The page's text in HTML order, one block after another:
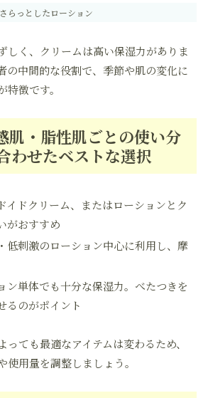
さらっとしたローション
しく、クリームは高い保湿力がありま
の中間的な役割で、季節や肌の変化に
徴です。
肌・脂性肌ごとの使い分
わせたベストな選択
イドクリーム、またはローションとク
がおすすめ
低刺激のローション中心に利用し、摩
ン単体でも十分な保湿力。べたつきを
るのがポイント
ても最適なアイテムは変わるため、
使用量を調整しましょう。